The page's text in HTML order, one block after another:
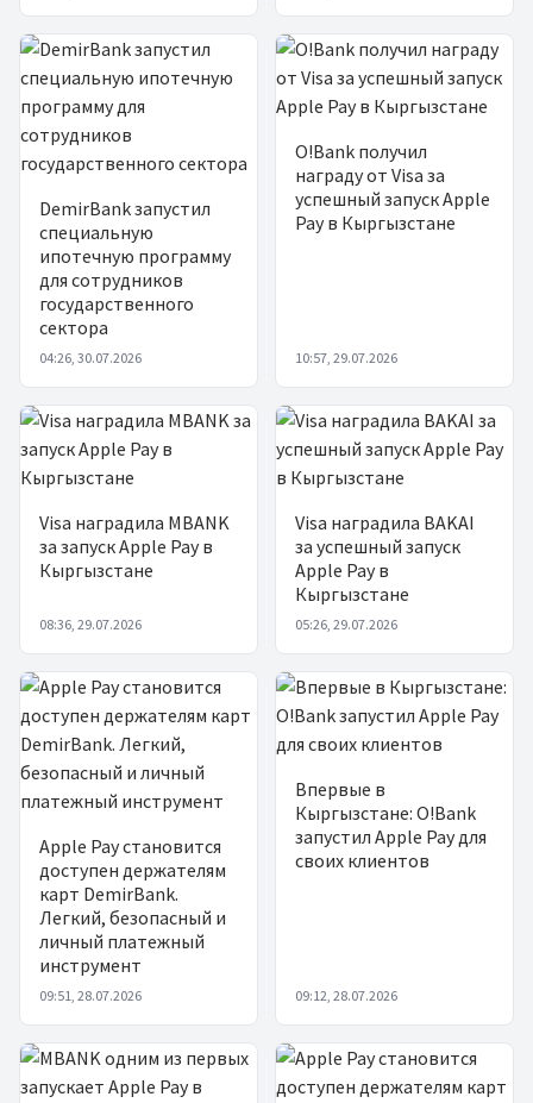
DemirBank запустил
специальную
ипотечную программу
для сотрудников
государственного
сектора
04:26, 30.07.2026
O!Bank получил
награду от Visa за
успешный запуск Apple
Pay в Кыргызстане
10:57, 29.07.2026
Visa наградила MBANK
за запуск Apple Pay в
Кыргызстане
08:36, 29.07.2026
Visa наградила BAKAI
за успешный запуск
Apple Pay в
Кыргызстане
05:26, 29.07.2026
Apple Pay становится
доступен держателям
карт DemirBank.
Легкий, безопасный и
личный платежный
инструмент
09:51, 28.07.2026
Впервые в
Кыргызстане: O!Bank
запустил Apple Pay для
своих клиентов
09:12, 28.07.2026